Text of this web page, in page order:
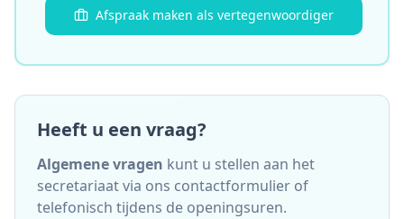
Afspraak maken als vertegenwoordiger
Heeft u een vraag?
Algemene vragen kunt u stellen aan het
secretariaat via ons contactformulier of
telefonisch tijdens de openingsuren.